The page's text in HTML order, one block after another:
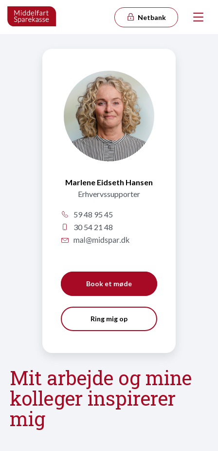
Netbank
Marlene Eidseth Hansen
Erhvervssupporter
59 48 95 45
30 54 21 48
Book et møde
Ring mig op
Mit arbejde og mine
kolleger inspirerer
mig